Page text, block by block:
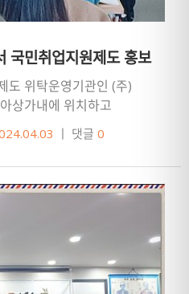
국민취업지원제도 홍보
도 위탁운영기관인 (주)
상가내에 위치하고
국민취업지원제도에 대해
께는 신청서…
ㅣ 댓글 0